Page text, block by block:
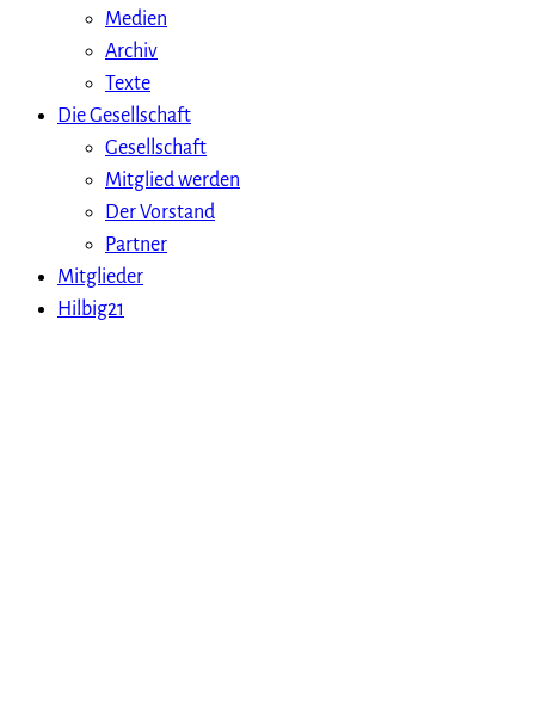
Medien
Archiv
Texte
Die Gesellschaft
Gesellschaft
Mitglied werden
Der Vorstand
Partner
Mitglieder
Hilbig21